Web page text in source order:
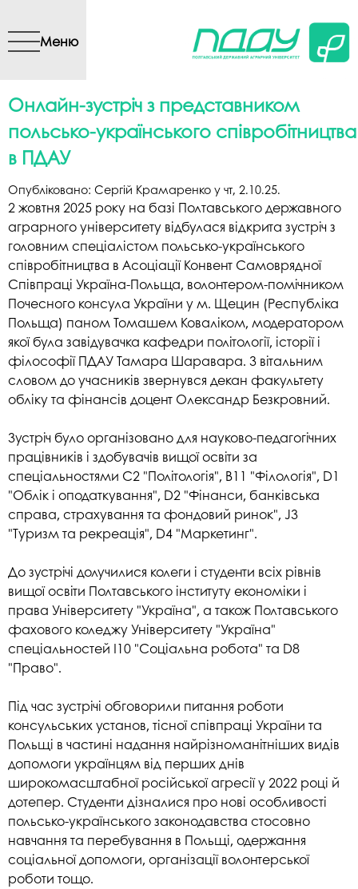
вмісту
Меню
Онлайн-зустріч з представником
польсько-українського співробітництва
в ПДАУ
Опубліковано: Сергій Крамаренко у чт, 2.10.25.
2 жовтня 2025 року на базі Полтавського державного
аграрного університету відбулася відкрита зустріч з
головним спеціалістом польсько-українського
співробітництва в Асоціації Конвент Самоврядної
Співпраці Україна-Польща, волонтером-помічником
Почесного консула України у м. Щецин (Республіка
Польща) паном Томашем Коваліком, модератором
якої була завідувачка кафедри політології, історії і
філософії ПДАУ Тамара Шаравара. З вітальним
словом до учасників звернувся декан факультету
обліку та фінансів доцент Олександр Безкровний.
Зустріч було організовано для науково-педагогічних
працівників і здобувачів вищої освіти за
спеціальностями С2 "Політологія", В11 "Філологія", D1
"Облік і оподаткування", D2 "Фінанси, банківська
справа, страхування та фондовий ринок", J3
"Туризм та рекреація", D4 "Маркетинг".
До зустрічі долучилися колеги і студенти всіх рівнів
вищої освіти Полтавського інституту економіки і
права Університету "Україна", а також Полтавського
фахового коледжу Університету "Україна"
спеціальностей І10 "Соціальна робота" та D8
"Право".
Під час зустрічі обговорили питання роботи
консульських установ, тісної співпраці України та
Польщі в частині надання найрізноманітніших видів
допомоги українцям від перших днів
широкомасштабної російської агресії у 2022 році й
дотепер. Студенти дізналися про нові особливості
польсько-українського законодавства стосовно
навчання та перебування в Польщі, одержання
соціальної допомоги, організації волонтерської
роботи тощо.